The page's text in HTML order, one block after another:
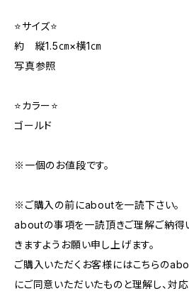
⭐サイズ⭐
約 縦1.5㎝×横1㎝
写真参照
⭐カラー⭐
ゴールド
※一個のお値段です。
※ご購入の前にaboutを一読下さい。
aboutの事項を一読頂きご理解ご納得
きますようお願い申し上げます。
ご購入いただくお客様にはこちらの
にご同意いただいたものと理解し、対応